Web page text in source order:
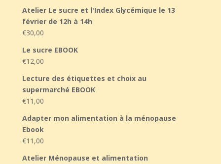
Atelier Le sucre et l'Index Glycémique le 13
février de 12h à 14h
€30,00
Le sucre EBOOK
€12,00
Lecture des étiquettes et choix au
supermarché EBOOK
€11,00
Adapter mon alimentation à la ménopause
Ebook
€11,00
Atelier Ménopause et alimentation